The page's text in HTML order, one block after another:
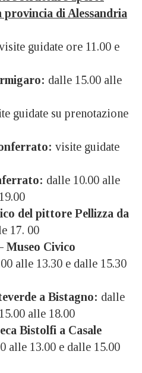
provincia di Alessandria
guidate ore 11.00 e
dalle 15.00 alle
guidate su prenotazione
visite guidate
dalle 10.00 alle
del pittore Pellizza da
17. 00
Museo Civico
alle 13.30 e dalle 15.30
a Bistagno: dalle
alle 18.00
Bistolfi a Casale
alle 13.00 e dalle 15.00